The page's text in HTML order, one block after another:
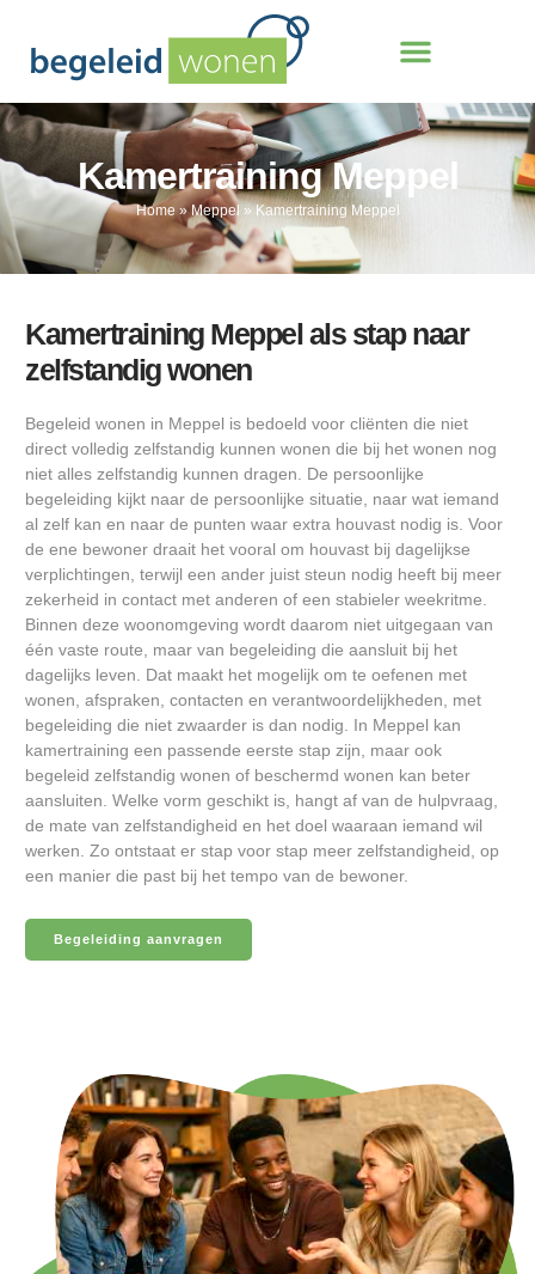
Kamertraining Meppel
Home» Meppel »Kamertraining Meppel
Kamertraining Meppel als stap naar
zelfstandig wonen
Begeleid wonen in Meppel is bedoeld voor cliënten die niet
direct volledig zelfstandig kunnen wonen die bij het wonen nog
niet alles zelfstandig kunnen dragen. De persoonlijke
begeleiding kijkt naar de persoonlijke situatie, naar wat iemand
al zelf kan en naar de punten waar extra houvast nodig is. Voor
de ene bewoner draait het vooral om houvast bij dagelijkse
verplichtingen, terwijl een ander juist steun nodig heeft bij meer
zekerheid in contact met anderen of een stabieler weekritme.
Binnen deze woonomgeving wordt daarom niet uitgegaan van
één vaste route, maar van begeleiding die aansluit bij het
dagelijks leven. Dat maakt het mogelijk om te oefenen met
wonen, afspraken, contacten en verantwoordelijkheden, met
begeleiding die niet zwaarder is dan nodig. In Meppel kan
kamertraining een passende eerste stap zijn, maar ook
begeleid zelfstandig wonen of beschermd wonen kan beter
aansluiten. Welke vorm geschikt is, hangt af van de hulpvraag,
de mate van zelfstandigheid en het doel waaraan iemand wil
werken. Zo ontstaat er stap voor stap meer zelfstandigheid, op
een manier die past bij het tempo van de bewoner.
Begeleiding aanvragen